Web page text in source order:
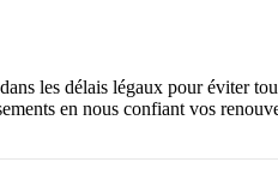
les délais légaux pour éviter
en nous confiant vos